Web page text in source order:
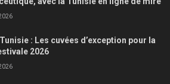
: Les cuvées d’exception pour la
2026